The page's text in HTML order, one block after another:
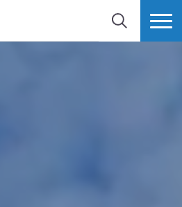
ZOEK MEER